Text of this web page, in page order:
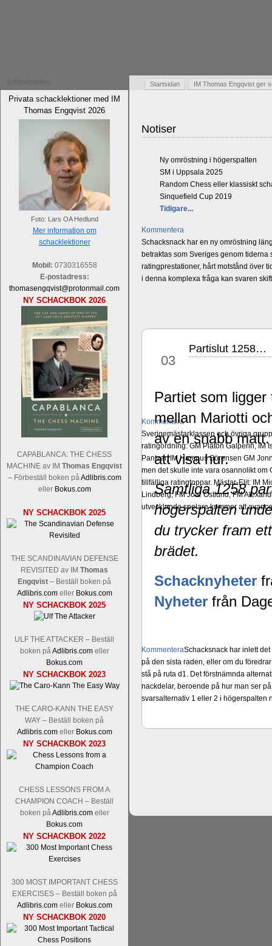
Privata schacklektioner med IM
Thomas Engqvist 2026
Foto: Lars OA Hedlund
Mer information om
schacklektioner
Mobil: 0730316558
E-postadress:
thomasengqvist@protonmail.com
NY SCHACKBOK 2026
CAPABLANCA: THE CHESS
MACHINE av IM Thomas Engqvist
– Förbeställ boken påAdlibris.com
eller Bokus.com
NY SCHACKBOK 2025
THE SCANDINAVIAN DEFENSE
REVISITED av IM Thomas
Engqvist – Beställ boken på
Adlibris.comeller Bokus.com
NY SCHACKBOK 2025
ULF THE ATTACKER – Beställ
boken påAdlibris.comeller
Bokus.com
NY SCHACKBOK 2023
THE CARO-KANN THE EASY
WAY – Beställ boken på
Adlibris.comeller Bokus.com
NY SCHACKBOK 2023
CHESS LESSONS FROM A
CHAMPION COACH – Beställ
boken påAdlibris.comeller
Bokus.com
NY SCHACKBOK 2022
300 MOST IMPORTANT CHESS
EXERCISES – Beställ boken på
Adlibris.comeller Bokus.com
NY SCHACKBOK 2020
Startsidan IM Thomas Engqvist ger
Notiser
Ny omröstning i högerspalten
SM i Uppsala 2025
Random Chess eller klassiskt
Sinquefield Cup 2019
Tidigare...
Kommentera
Schacksnack har en ny omröstning
betraktas som Sveriges genom
ratingprestationer, hårt motstånd över
i denna komplexa fråga kan svaren
Kommentera
Sverigemästarklassen och övriga
ratingordning: GM Platon Galperin, IM
Pantzar, IM Hampus Sörensen GM
men det skulle inte vara osannolikt om
tillfälliga ratingtoppar. Mästar-Elit: IM
Lindberg, FM Joar Östlund, FM
utvecklande spelare kommer att
KommenteraSchacksnack har inlett
på den sista raden, eller om du
stå på ruta d1. Det förstnämnda
nackdelar, beroende på hur man ser
svarsalternativ 1 eller 2 i högerspalten
03
Partislut 1258…
Partiet som
mellan Mariotti
av en snabb
att visa hur.
Samtliga 1258
högerspalten
du trycker fram
brädet.
Schacknyheter
Nyheter från